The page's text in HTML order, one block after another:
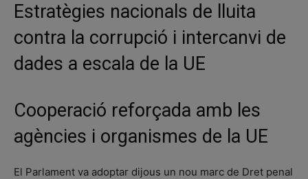
Estratègies nacionals de lluita
contra la corrupció i intercanvi de
dades a escala de la UE
Cooperació reforçada amb les
agències i organismes de la UE
El Parlament va adoptar dijous un nou marc de Dret penal